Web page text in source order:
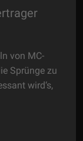
von MC-
Sprünge zu
wird‘s,